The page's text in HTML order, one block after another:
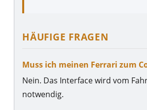
HÄUFIGE FRAGEN
Muss ich meinen Ferrari zum
Nein. Das Interface wird vom
notwendig.